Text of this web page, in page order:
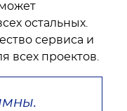
остальных.
сервиса и
всех проектов.